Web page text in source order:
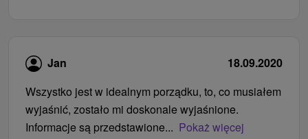
Jan
18.09.2020
Wszystko jest w idealnym porządku, to, co musiałem
wyjaśnić, zostało mi doskonale wyjaśnione.
Informacje są przedstawione... Pokaż więcej